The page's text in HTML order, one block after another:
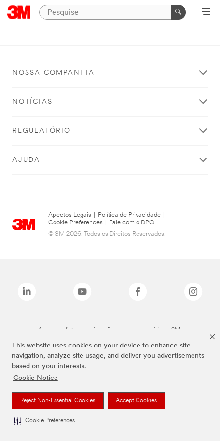
This website uses cookies on your device to enhance site
navigation, analyze site usage, and deliver you advertisements
based on your interests.
Cookie Notice
Reject Non-Essential Cookies Accept Cookies
Cookie Preferences
NOSSA COMPANHIA
NOTÍCIAS
REGULATÓRIO
AJUDA
Apectos Legais Política de Privacidade
Cookie Preferences
Fale com o DPO
© 3M 2026. Todos os Direitos Reservados.
As marcas listadas a cima são marcas comerciais da 3M.